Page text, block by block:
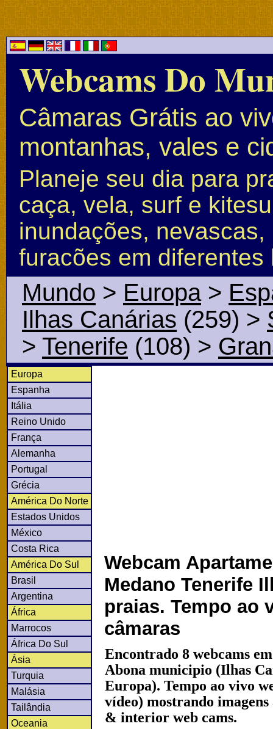
Webcams Do
Câmaras Grátis ao
montanhas, vales e
Planeje seu dia para
caça, vela, surf e
inundações,
furacões em
Mundo > Europa>
Ilhas Canárias (259) >
> Tenerife (108) >
Europa
Espanha
Itália
Reino Unido
França
Alemanha
Portugal
Grécia
América Do Norte
Estados Unidos
México
Costa Rica
América Do Sul
Brasil
Argentina
África
Marrocos
África Do Sul
Ásia
Turquia
Malásia
Tailândia
Oceania
Webcam
Medano Tenerife
praias. Tempo ao
câmaras
Encontrado 8 webcams
Abona municipio (Ilhas
Europa). Tempo ao vivo
vídeo) mostrando
& interior web cams.